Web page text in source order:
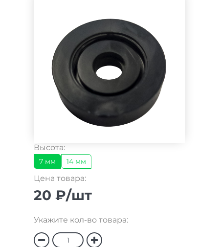
Высота:
7 мм 14 мм
Цена товара:
20 ₽/шт
Укажите кол-во товара: